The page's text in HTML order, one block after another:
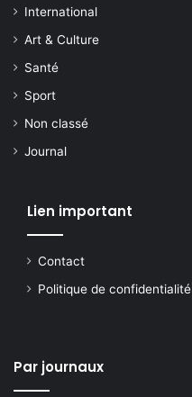
International
Art & Culture
Santé
Sport
Non classé
Journal
Lien important
Contact
Politique de confidentialité
Par journaux